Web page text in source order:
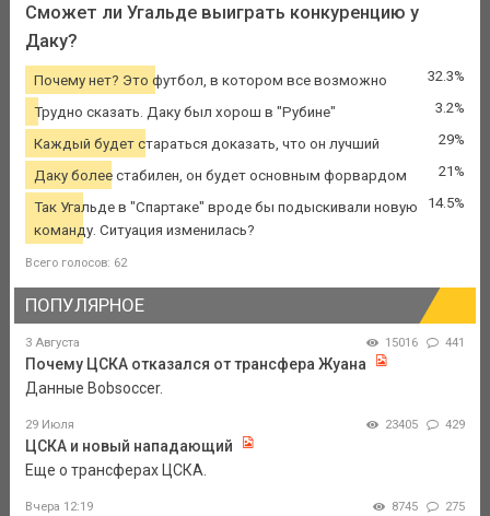
Сможет ли Угальде выиграть конкуренцию у
Даку?
Почему нет? Это футбол, в котором все возможно 32.3%
Трудно сказать. Даку был хорош в "Рубине" 3.2%
Каждый будет стараться доказать, что он лучший 29%
Даку более стабилен, он будет основным форвардом 21%
Так Угальде в "Спартаке" вроде бы подыскивали новую
команду. Ситуация изменилась?
14.5%
Всего голосов: 62
ПОПУЛЯРНОЕ
3 Августа 15016 441
Почему ЦСКА отказался от трансфера Жуана
Данные Bobsoccer.
29 Июля 23405 429
ЦСКА и новый нападающий
Еще о трансферах ЦСКА.
Вчера 12:19 8745 275